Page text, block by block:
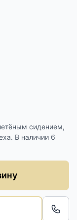
сидением,
В наличии 6